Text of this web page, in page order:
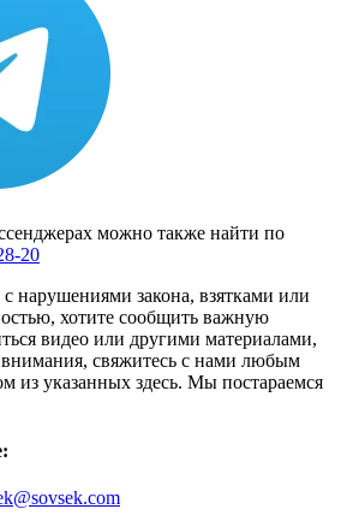
можно также найти по
20
нарушениями закона, взятками или
хотите сообщить важную
видео или другими материалами,
свяжитесь с нами любым
из указанных здесь. Мы постараемся